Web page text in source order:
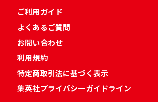
ご利用ガイド
よくあるご質問
お問い合わせ
利用規約
特定商取引法に基づく表示
集英社プライバシーガイドライン